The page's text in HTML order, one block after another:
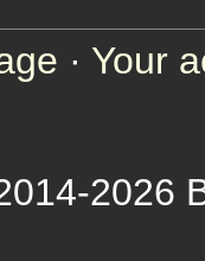
· Your
2026